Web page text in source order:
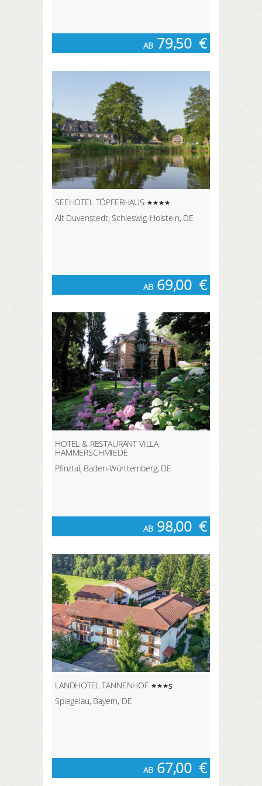
AB 79,50 €
SEEHOTEL TÖPFERHAUS
Alt Duvenstedt, Schleswig-Holstein, DE
AB 69,00 €
HOTEL & RESTAURANT VILLA
HAMMERSCHMIEDE
Pfinztal, Baden-Württemberg, DE
AB 98,00 €
LANDHOTEL TANNENHOF
s
Spiegelau, Bayern, DE
AB 67,00 €